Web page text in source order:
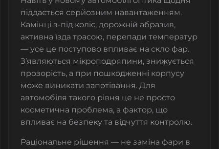
піддається серйозним навантаженням.
Камінці з-під коліс, дорожній абразив,
активна їзда трасою, перепади температур
— усе це поступово впливає на скло фар.
З’являються мікроподряпини, знижується
прозорість, а при пошкодженні корпусу
може виникати запотівання. Для
автомобіля такого рівня це не просто
косметична проблема, а фактор, що
впливає на безпеку та відчуття контролю.
Раціональне рішення — не заміна фари в